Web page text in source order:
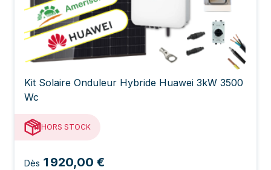
Kit Solaire Onduleur Hybride Huawei 3kW 3500
Wc
HORS STOCK
Dès 1 920,00 €